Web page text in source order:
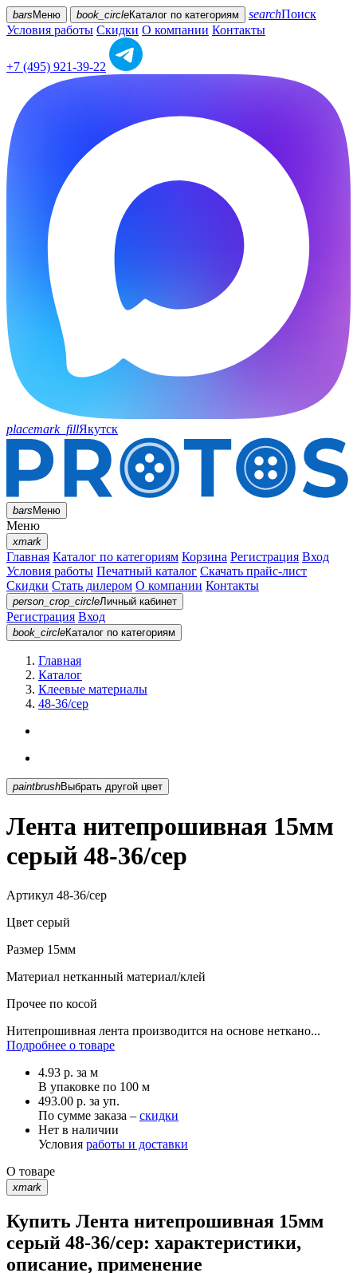
bars Меню book_circleКаталог по категориям searchПоиск
Условия работы Скидки О компании Контакты
+7 (495) 921-39-22
placemark_fillЯкутск
barsМеню
Меню
xmark
Главная Каталог по категориям Корзина Регистрация Вход
Условия работы Печатный каталог Скачать прайс-лист
Скидки Стать дилером О компании Контакты
person_crop_circleЛичный кабинет
Регистрация Вход
book_circleКаталог по категориям
Главная
Каталог
Клеевые материалы
48-36/сер
paintbrush Выбрать другой цвет
Лента нитепрошивная 15мм
серый 48-36/сер
Артикул 48-36/сер
Цвет серый
Размер 15мм
Материал нетканный материал/клей
Прочее по косой
Нитепрошивная лента производится на основе неткано...
Подробнее о товаре
4.93 р. за м
В упаковке по 100 м
493.00 р. за уп.
По сумме заказа – скидки
Нет в наличии
Условия работы и доставки
О товаре
xmark
Купить Лента нитепрошивная 15мм
серый 48-36/сер: характеристики,
описание, применение